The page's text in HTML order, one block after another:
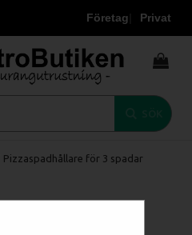
Företag Privat
Pizzaspadhållare för 3 spadar